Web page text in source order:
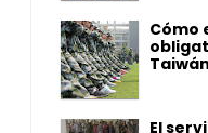
Cómo
Taiwán
El